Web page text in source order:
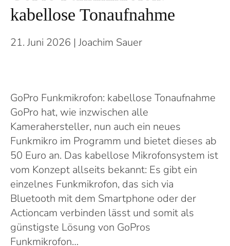
kabellose Tonaufnahme
21. Juni 2026 | Joachim Sauer
GoPro Funkmikrofon: kabellose Tonaufnahme
GoPro hat, wie inzwischen alle
Kamerahersteller, nun auch ein neues
Funkmikro im Programm und bietet dieses ab
50 Euro an. Das kabellose Mikrofonsystem ist
vom Konzept allseits bekannt: Es gibt ein
einzelnes Funkmikrofon, das sich via
Bluetooth mit dem Smartphone oder der
Actioncam verbinden lässt und somit als
günstigste Lösung von GoPros
Funkmikrofon…